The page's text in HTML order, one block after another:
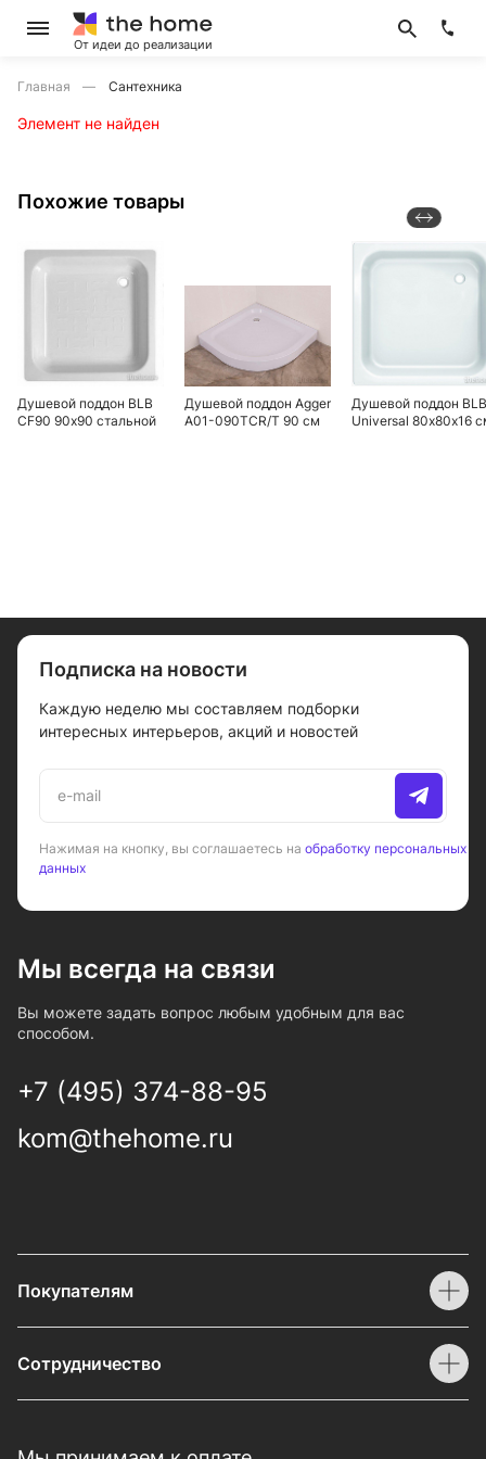
От идеи до реализации
Главная Сантехника
Элемент не найден
Похожие товары
Душевой поддон BLB
CF90 90х90 стальной
Душевой поддон Agger
A01-090TCR/T 90 см
Душевой поддон BLB
Universal 80х80х16
Подписка на новости
Каждую неделю мы составляем подборки
интересных интерьеров, акций и новостей
Нажимая на кнопку, вы соглашаетесь на обработку персональных
данных
Мы всегда на связи
Вы можете задать вопрос любым удобным для вас
способом.
+7 (495) 374-88-95
kom@thehome.ru
Покупателям
Сотрудничество